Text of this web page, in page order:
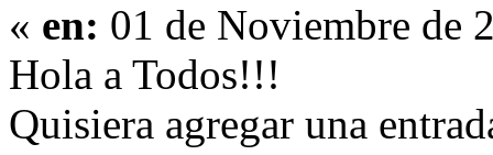
« en: 01 de Noviembre de
Hola a Todos!!!
Quisiera agregar una